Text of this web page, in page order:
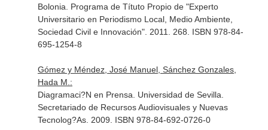
Bolonia. Programa de Títuto Propio de "Experto
Universitario en Periodismo Local, Medio Ambiente,
Sociedad Civil e Innovación". 2011. 268. ISBN 978-84-
695-1254-8
Gómez y Méndez, José Manuel, Sánchez Gonzales,
Hada M.:
Diagramaci?N en Prensa. Universidad de Sevilla.
Secretariado de Recursos Audiovisuales y Nuevas
Tecnolog?As. 2009. ISBN 978-84-692-0726-0